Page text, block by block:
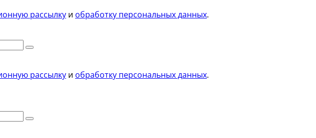
рассылку и обработку персональных данных.
рассылку и обработку персональных данных.